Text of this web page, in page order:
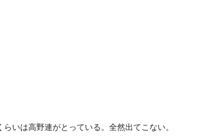
いは高野連がとっている。全然出てこない。